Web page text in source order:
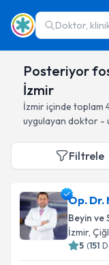
Doktor,
Posteriyor
İzmir
İzmiriçinde toplam
uygulayan doktor -
Filtrele
Op. Dr.
Beyin ve
İzmir,
5 (151